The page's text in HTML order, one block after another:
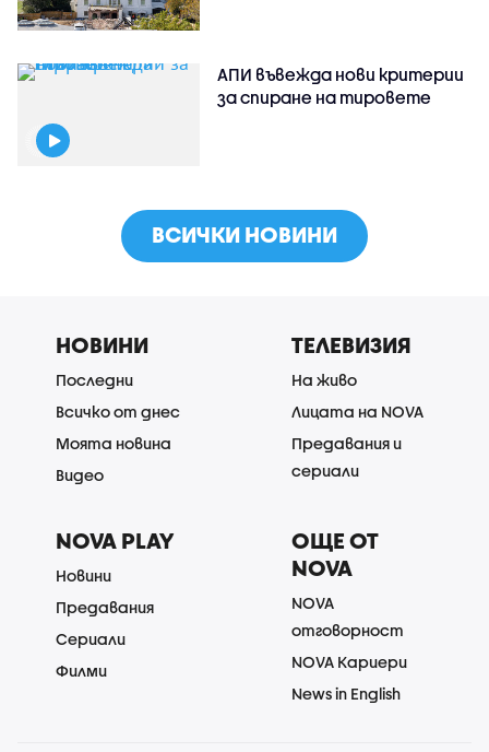
АПИ въвежда нови критерии
за спиране на тировете
ВСИЧКИ НОВИНИ
НОВИНИ
Последни
Всичко от днес
Моята новина
Видео
ТЕЛЕВИЗИЯ
На живо
Лицата на NOVA
Предавания и
сериали
NOVA PLAY
Новини
Предавания
Сериали
Филми
ОЩЕ ОТ
NOVA
NOVA
отговорност
NOVA Кариери
News in English